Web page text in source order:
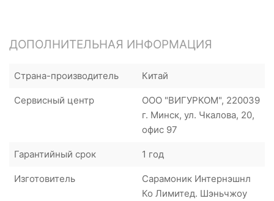
ДОПОЛНИТЕЛЬНАЯ ИНФОРМАЦИЯ
Страна-производитель Китай
Сервисный центр
ООО "ВИГУРКОМ", 220039
г. Минск, ул. Чкалова, 20,
офис 97
Гарантийный срок 1 год
Изготовитель
Сарамоник Интернэшнл
Ко Лимитед. Шэньчжоу